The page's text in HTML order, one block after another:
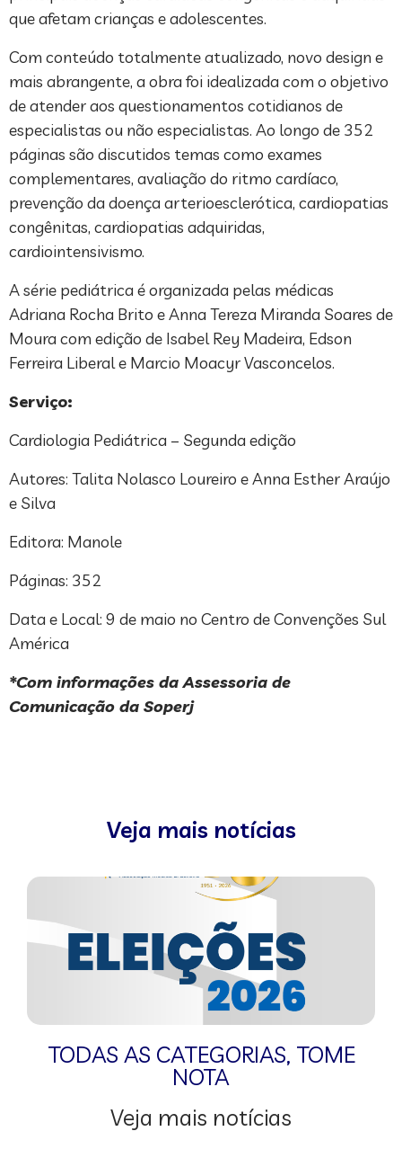
que afetam crianças e adolescentes.
Com conteúdo totalmente atualizado, novo design e
mais abrangente, a obra foi idealizada com o objetivo
de atender aos questionamentos cotidianos de
especialistas ou não especialistas. Ao longo de 352
páginas são discutidos temas como exames
complementares, avaliação do ritmo cardíaco,
prevenção da doença arterioesclerótica, cardiopatias
congênitas, cardiopatias adquiridas,
cardiointensivismo.
A série pediátrica é organizada pelas médicas
Adriana Rocha Brito e Anna Tereza Miranda Soares de
Moura com edição de Isabel Rey Madeira, Edson
Ferreira Liberal e Marcio Moacyr Vasconcelos.
Serviço:
Cardiologia Pediátrica – Segunda edição
Autores: Talita Nolasco Loureiro e Anna Esther Araújo
e Silva
Editora: Manole
Páginas: 352
Data e Local: 9 de maio no Centro de Convenções Sul
América
*Com informações da Assessoria de
Comunicação da Soperj
Veja mais notícias
TODAS AS CATEGORIAS, TOME
NOTA
Veja mais notícias